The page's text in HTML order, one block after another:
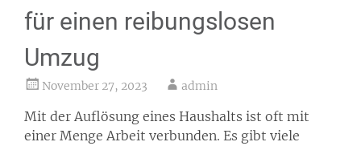
für einen reibungslosen
Umzug
November 27, 2023 admin
Mit der Auflösung eines Haushalts ist oft mit
einer Menge Arbeit verbunden. Es gibt viele